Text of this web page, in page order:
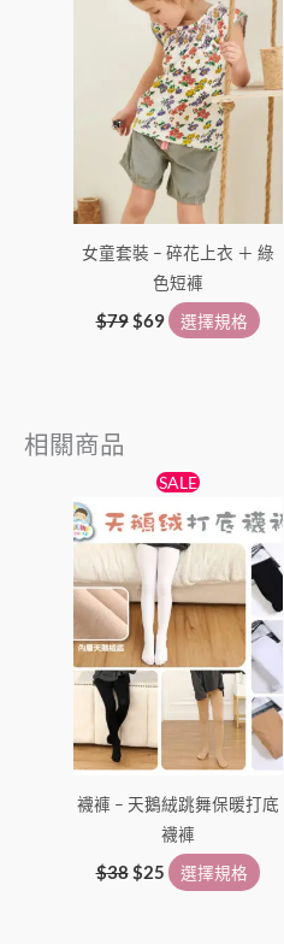
女童套裝 – 碎花上衣 ＋ 綠
色短褲
$79
$79。
$69
$69。
選擇規格
有
多
種
款
式。
可
在
產
品
面
相關商品
SALE
襪褲 – 天鵝絨跳舞保暖打底
襪褲
$38
價
格：
$38。
$25
目
前
價
格：
$25。
選擇規格
產
品
有
多
種
款
式。
可
在
品
面